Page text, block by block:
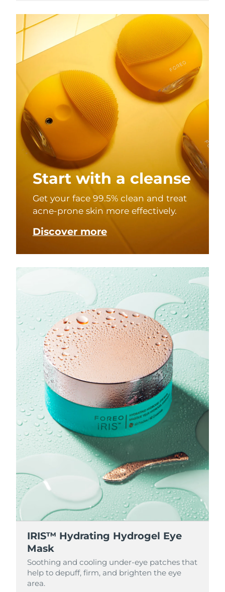
Start with a cleanse
Get your face 99.5% clean and treat
acne-prone skin more effectively.
Discover more
IRIS™ Hydrating Hydrogel Eye
Mask
Soothing and cooling under-eye patches that
help to depuff, firm, and brighten the eye
area.